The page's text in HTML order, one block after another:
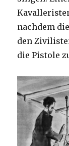
nachdem
den
die Pistole